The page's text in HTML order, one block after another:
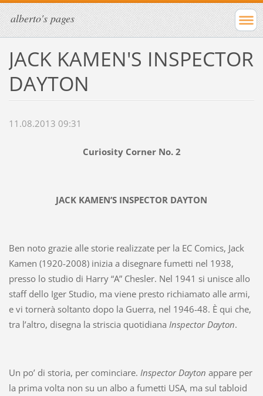
alberto's pages
JACK KAMEN'S INSPECTOR
DAYTON
11.08.2013 09:31
Curiosity Corner No. 2
JACK KAMEN’S INSPECTOR DAYTON
Ben noto grazie alle storie realizzate per la EC Comics, Jack
Kamen (1920-2008) inizia a disegnare fumetti nel 1938,
presso lo studio di Harry “A” Chesler. Nel 1941 si unisce allo
staff dello Iger Studio, ma viene presto richiamato alle armi,
e vi tornerà soltanto dopo la Guerra, nel 1946-48. È qui che,
tra l’altro, disegna la striscia quotidiana Inspector Dayton.
Un po’ di storia, per cominciare. Inspector Dayton appare per
la prima volta non su un albo a fumetti USA, ma sul tabloid